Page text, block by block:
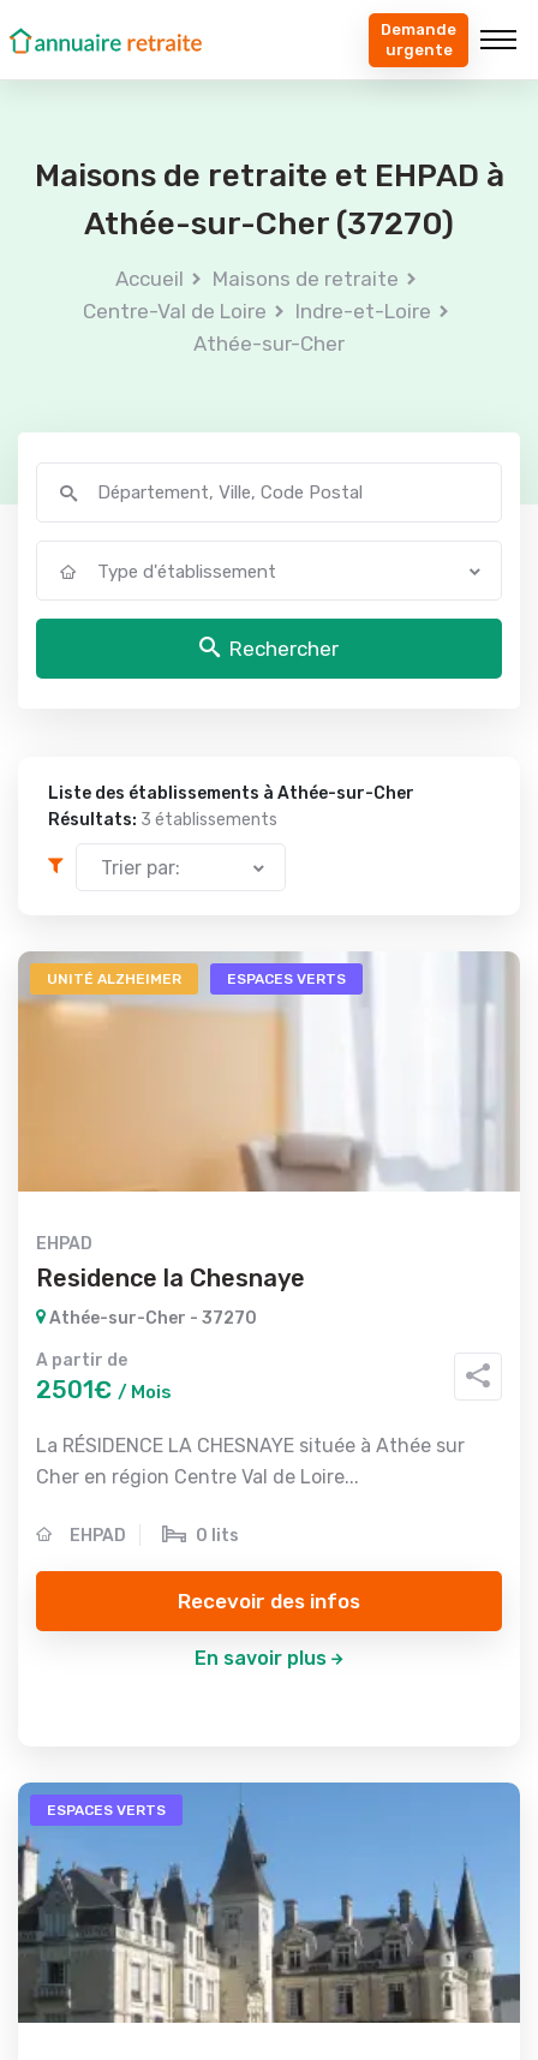
Demande
urgente
Maisons de retraite et EHPAD à
Athée-sur-Cher (37270)
Accueil
Maisons de retraite
Centre-Val de Loire
Indre-et-Loire
Athée-sur-Cher
Type d'établissement
Rechercher
Liste des établissements à Athée-sur-Cher
Résultats: 3 établissements
Trier par:
UNITÉ ALZHEIMER ESPACES VERTS
EHPAD
Residence la Chesnaye
Athée-sur-Cher - 37270
A partir de
2501€ / Mois
La RÉSIDENCE LA CHESNAYE située à Athée sur
Cher en région Centre Val de Loire...
EHPAD 0 lits
Recevoir des infos
En savoir plus
ESPACES VERTS